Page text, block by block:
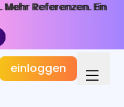
Referenzen. Ein
Referenzen. Ein
einloggen